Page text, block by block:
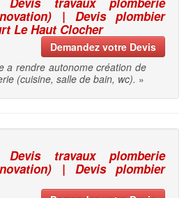
| Devis plombier
Le Haut Clocher
Demandez votre Devis
a rendre autonome création de
(cuisine, salle de bain, wc). »
Devis travaux plomberie
| Devis plombier